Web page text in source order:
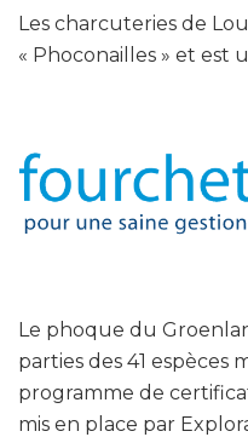
Les charcuteries de
« Phoconailles » et est
Le phoque du
parties des 41 espèces
programme de
mis en place par